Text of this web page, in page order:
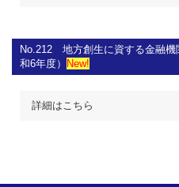
No.212 地方創生に資する金融
和6年度）
New!
詳細はこちら